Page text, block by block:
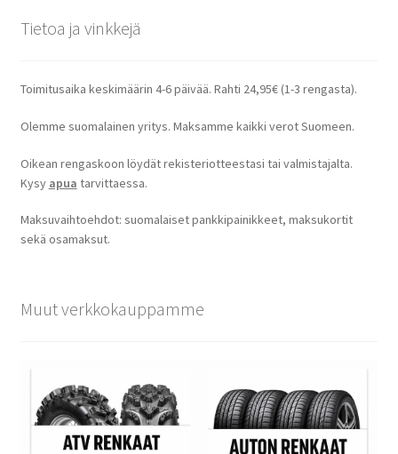
Tietoa ja vinkkejä
Toimitusaika keskimäärin 4-6 päivää. Rahti 24,95€ (1-3 rengasta).
Olemme suomalainen yritys. Maksamme kaikki verot Suomeen.
Oikean rengaskoon löydät rekisteriotteestasi tai valmistajalta.
Kysy apua tarvittaessa.
Maksuvaihtoehdot: suomalaiset pankkipainikkeet, maksukortit
sekä osamaksut.
Muut verkkokauppamme